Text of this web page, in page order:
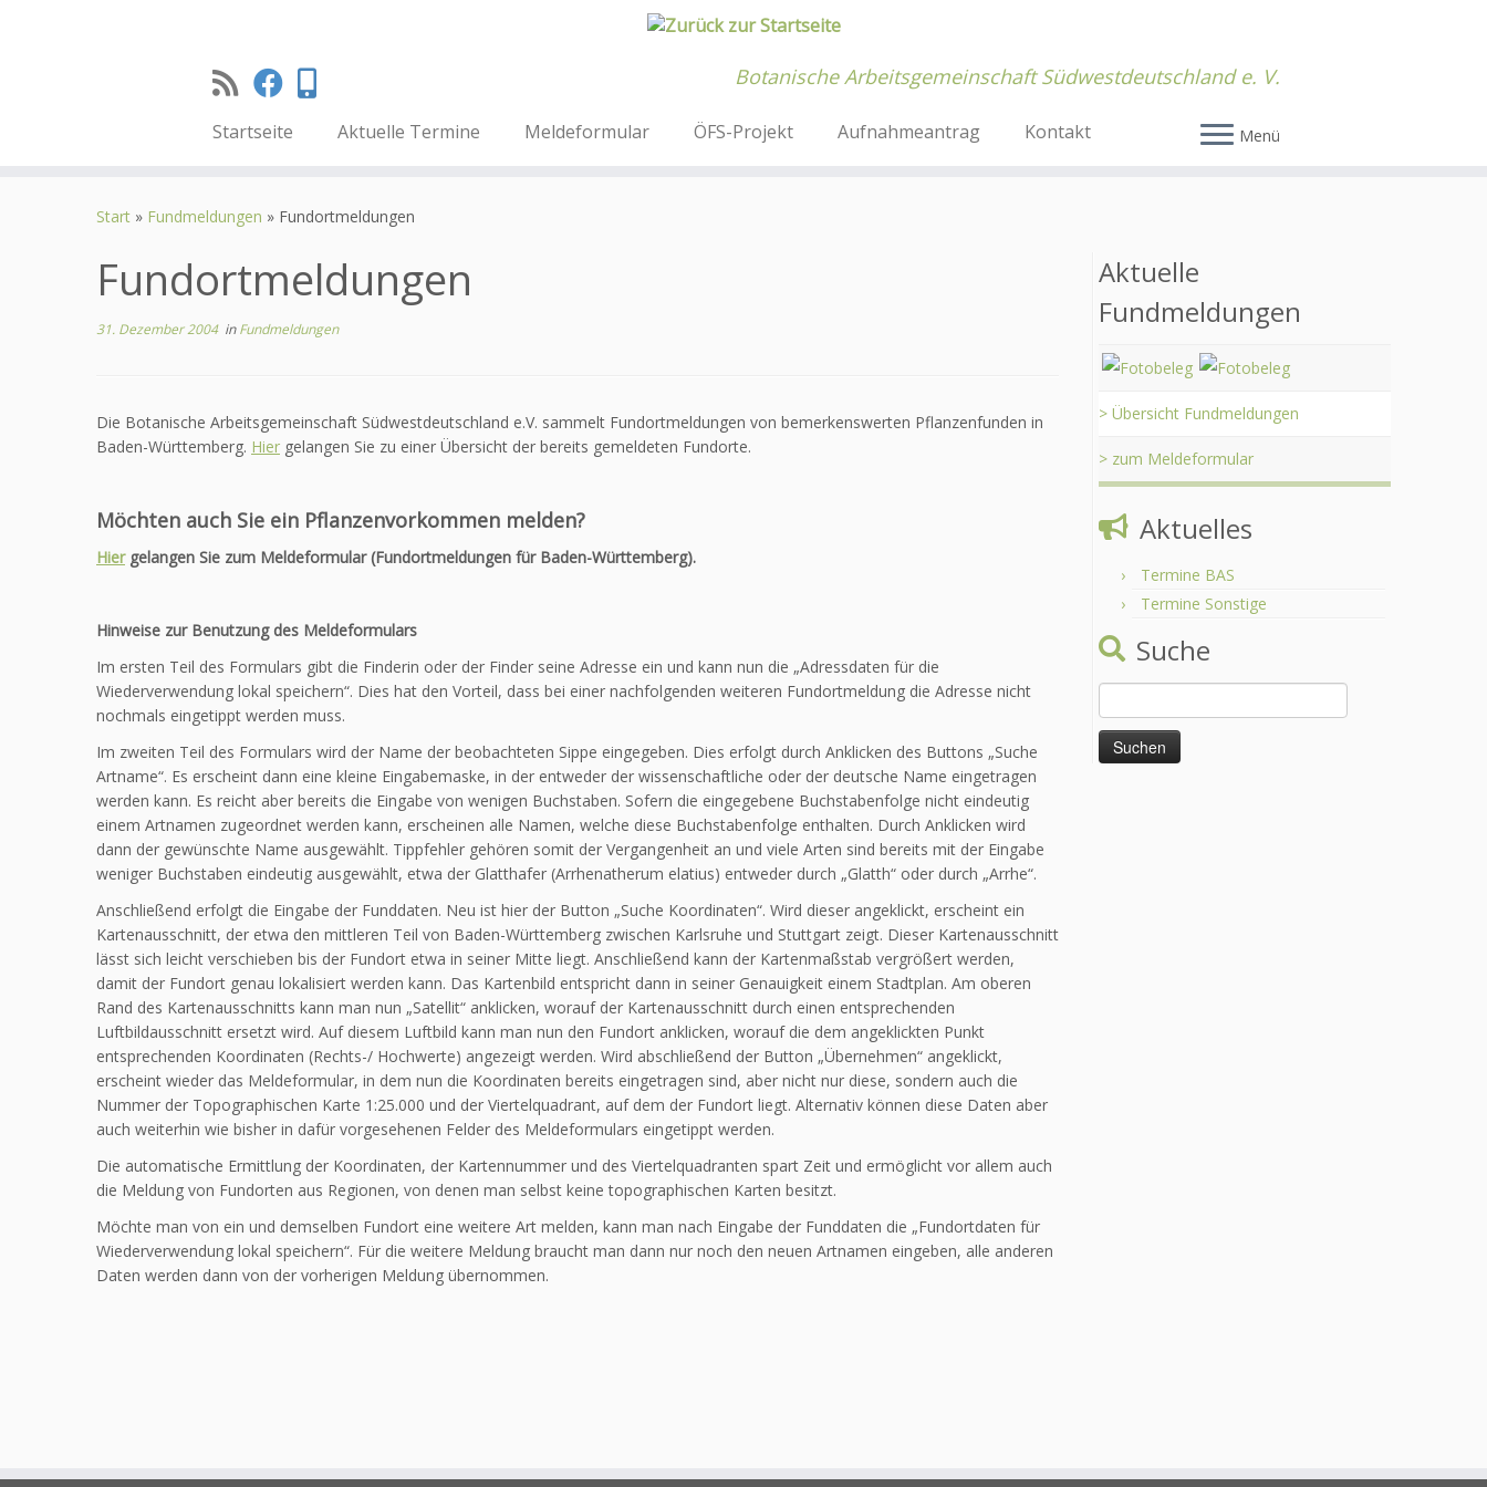
Botanische Arbeitsgemeinschaft Südwestdeutschland e. V.
Menü
Startseite Aktuelle Termine Meldeformular ÖFS-Projekt Aufnahmeantrag Kontakt
Start » Fundmeldungen » Fundortmeldungen
Fundortmeldungen
31. Dezember 2004inFundmeldungen
Die Botanische Arbeitsgemeinschaft Südwestdeutschland e.V. sammelt Fundortmeldungen von bemerkenswerten Pflanzenfunden in
Baden-Württemberg. Hier gelangen Sie zu einer Übersicht der bereits gemeldeten Fundorte.
Möchten auch Sie ein Pflanzenvorkommen melden?
Hiergelangen Sie zum Meldeformular (Fundortmeldungen für Baden-Württemberg).
Hinweise zur Benutzung des Meldeformulars
Im ersten Teil des Formulars gibt die Finderin oder der Finder seine Adresse ein und kann nun die „Adressdaten für die
Wiederverwendung lokal speichern“. Dies hat den Vorteil, dass bei einer nachfolgenden weiteren Fundortmeldung die Adresse nicht
nochmals eingetippt werden muss.
Im zweiten Teil des Formulars wird der Name der beobachteten Sippe eingegeben. Dies erfolgt durch Anklicken des Buttons „Suche
Artname“. Es erscheint dann eine kleine Eingabemaske, in der entweder der wissen­schaftliche oder der deutsche Name eingetragen
werden kann. Es reicht aber bereits die Eingabe von wenigen Buchstaben. Sofern die eingege­bene Buchstabenfolge nicht eindeutig
einem Artnamen zugeordnet werden kann, erscheinen alle Namen, welche diese Buchstabenfolge enthalten. Durch Anklicken wird
dann der gewünschte Name ausgewählt. Tippfehler gehören somit der Vergangenheit an und viele Arten sind bereits mit der Eingabe
weniger Buchstaben eindeutig ausgewählt, etwa der Glatthafer (Arrhenatherum elatius) entweder durch „Glatth“ oder durch „Arrhe“.
Anschließend erfolgt die Eingabe der Funddaten. Neu ist hier der Button „Suche Koordinaten“. Wird dieser angeklickt, erscheint ein
Kartenaus­schnitt, der etwa den mittleren Teil von Baden-Württemberg zwischen Karlsruhe und Stuttgart zeigt. Dieser Kartenausschnitt
lässt sich leicht verschieben bis der Fundort etwa in seiner Mitte liegt. Anschließend kann der Kartenmaßstab vergrößert werden,
damit der Fundort genau lokali­siert werden kann. Das Kartenbild entspricht dann in seiner Genauigkeit einem Stadtplan. Am oberen
Rand des Kartenausschnitts kann man nun „Satellit“ anklicken, worauf der Kartenausschnitt durch einen entsprechen­den
Luftbildausschnitt ersetzt wird. Auf diesem Luftbild kann man nun den Fundort anklicken, worauf die dem angeklickten Punkt
entsprechenden Koordinaten (Rechts-/ Hochwerte) angezeigt werden. Wird abschließend der Button „Übernehmen“ angeklickt,
erscheint wieder das Meldeformular, in dem nun die Koordinaten bereits eingetragen sind, aber nicht nur diese, sondern auch die
Nummer der Topographischen Karte 1:25.000 und der Viertelquadrant, auf dem der Fundort liegt. Alternativ können diese Daten aber
auch weiterhin wie bisher in dafür vorgesehenen Felder des Meldeformulars eingetippt werden.
Die automatische Ermittlung der Koordinaten, der Kartennummer und des Viertelquadranten spart Zeit und ermöglicht vor allem auch
die Meldung von Fundorten aus Regionen, von denen man selbst keine topogra­phischen Karten besitzt.
Möchte man von ein und demselben Fundort eine weitere Art melden, kann man nach Eingabe der Funddaten die „Fundortdaten für
Wieder­verwendung lokal speichern“. Für die weitere Meldung braucht man dann nur noch den neuen Artnamen eingeben, alle anderen
Daten werden dann von der vorherigen Meldung übernommen.
Aktuelle
Fundmeldungen
> Übersicht Fundmeldungen
> zum Meldeformular
Aktuelles
Termine BAS
Termine Sonstige
Suche
Suchen
nach: